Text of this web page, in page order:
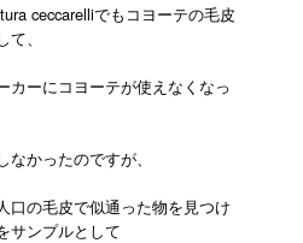
ceccarelliでもコヨーテの毛皮
、
カーにコヨーテが使えなくなっ
かったのですが、
口の毛皮で似通った物を見つけ
サンプルとして